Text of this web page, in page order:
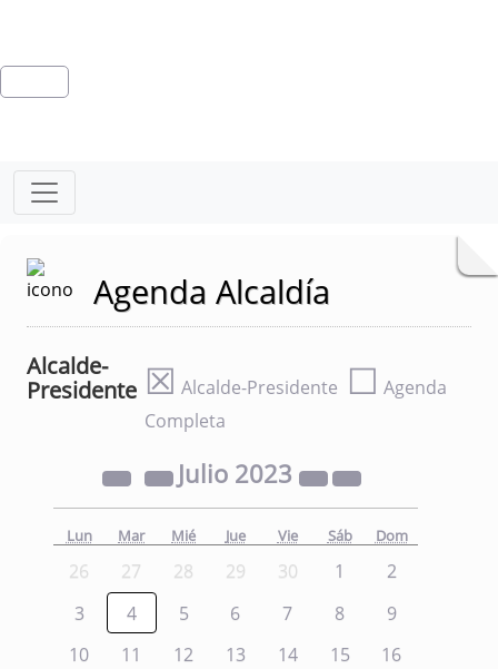
Agenda Alcaldía
Alcalde-
Presidente ☒ Alcalde-Presidente ☐ Agenda
Completa
Julio 2023
Lun Mar Mié Jue Vie Sáb Dom
26 27 28 29 30 1
2
3
4 5 6 7 8
9
10
11 12 13 14 15
16